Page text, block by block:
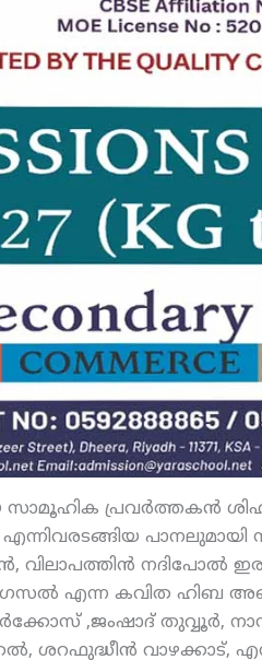
പ്രവര്‍ത്തകന്‍
എന്നിവരടങ്ങിയ
വിലാപത്തിന്‍
ഗസല്‍ എന്ന കവിത ഹിബ
,ജംഷാദ് തുവ്വൂര്‍,
വാഴക്കാട്,